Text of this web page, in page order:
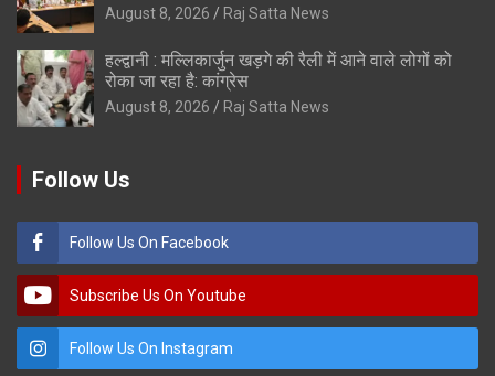
August 8, 2026 Raj Satta News
हल्द्वानी : मल्लिकार्जुन खड़गे की रैली में आने वाले लोगों को
रोका जा रहा है: कांग्रेस
August 8, 2026 Raj Satta News
Follow Us
Follow Us On Facebook
Subscribe Us On Youtube
Follow Us On Instagram